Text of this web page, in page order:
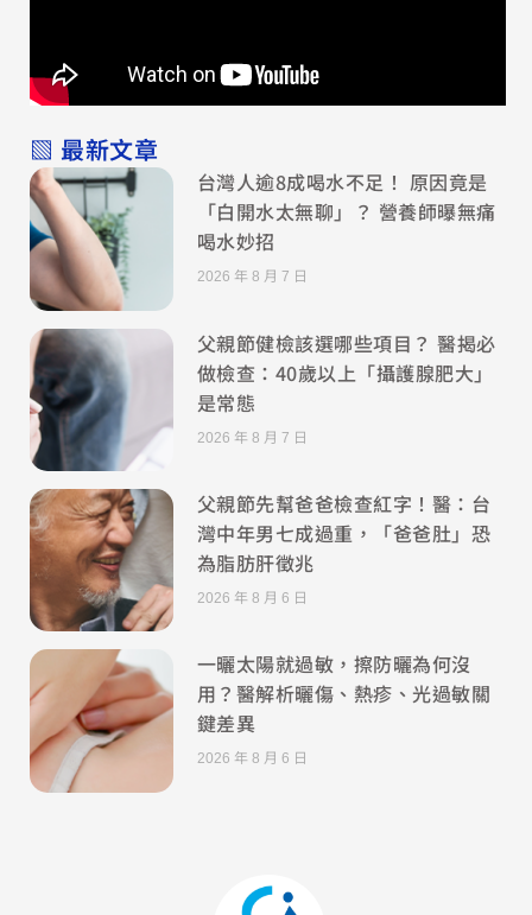
▧ 最新文章
台灣人逾8成喝水不足！ 原因竟是
「白開水太無聊」？ 營養師曝無痛
喝水妙招
2026 年 8 月 7 日
父親節健檢該選哪些項目？ 醫揭必
做檢查：40歲以上「攝護腺肥大」
是常態
2026 年 8 月 7 日
父親節先幫爸爸檢查紅字！醫：台
灣中年男七成過重，「爸爸肚」恐
為脂肪肝徵兆
2026 年 8 月 6 日
一曬太陽就過敏，擦防曬為何沒
用？醫解析曬傷、熱疹、光過敏關
鍵差異
2026 年 8 月 6 日